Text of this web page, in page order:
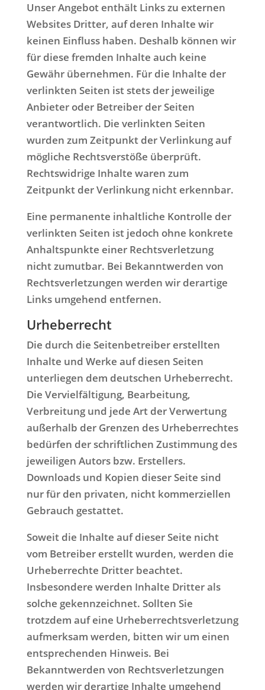
Unser Angebot enthält Links zu externen
Websites Dritter, auf deren Inhalte wir
keinen Einfluss haben. Deshalb können wir
für diese fremden Inhalte auch keine
Gewähr übernehmen. Für die Inhalte der
verlinkten Seiten ist stets der jeweilige
Anbieter oder Betreiber der Seiten
verantwortlich. Die verlinkten Seiten
wurden zum Zeitpunkt der Verlinkung auf
mögliche Rechtsverstöße überprüft.
Rechtswidrige Inhalte waren zum
Zeitpunkt der Verlinkung nicht erkennbar.
Eine permanente inhaltliche Kontrolle der
verlinkten Seiten ist jedoch ohne konkrete
Anhaltspunkte einer Rechtsverletzung
nicht zumutbar. Bei Bekanntwerden von
Rechtsverletzungen werden wir derartige
Links umgehend entfernen.
Urheberrecht
Die durch die Seitenbetreiber erstellten
Inhalte und Werke auf diesen Seiten
unterliegen dem deutschen Urheberrecht.
Die Vervielfältigung, Bearbeitung,
Verbreitung und jede Art der Verwertung
außerhalb der Grenzen des Urheberrechtes
bedürfen der schriftlichen Zustimmung des
jeweiligen Autors bzw. Erstellers.
Downloads und Kopien dieser Seite sind
nur für den privaten, nicht kommerziellen
Gebrauch gestattet.
Soweit die Inhalte auf dieser Seite nicht
vom Betreiber erstellt wurden, werden die
Urheberrechte Dritter beachtet.
Insbesondere werden Inhalte Dritter als
solche gekennzeichnet. Sollten Sie
trotzdem auf eine Urheberrechtsverletzung
aufmerksam werden, bitten wir um einen
entsprechenden Hinweis. Bei
Bekanntwerden von Rechtsverletzungen
werden wir derartige Inhalte umgehend